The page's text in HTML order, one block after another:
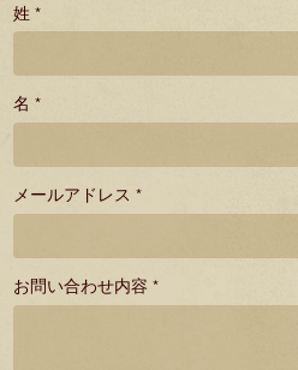
姓 *
名 *
メールアドレス *
お問い合わせ内容 *